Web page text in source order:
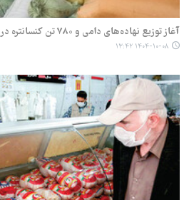
آغاز توزیع نهاده‌های دامی و ۷۸۰ تن کنسانتره در بردسکن
۱۴۰۴-۱۰-۰۸ ۱۳:۴۲